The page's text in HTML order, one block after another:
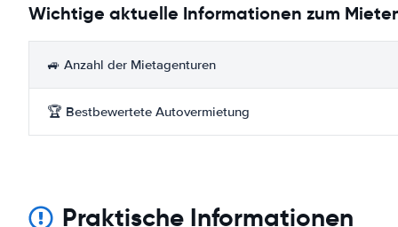
Wichtige aktuelle Informationen zum
🚙 Anzahl der Mietagenturen
🏆 Bestbewertete Autovermietung
Praktische Informationen